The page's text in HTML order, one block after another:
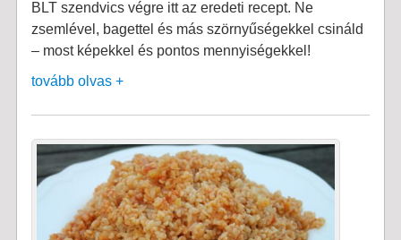
BLT szendvics végre itt az eredeti recept. Ne
zsemlével, bagettel és más szörnyűségekkel csináld
– most képekkel és pontos mennyiségekkel!
tovább olvas +